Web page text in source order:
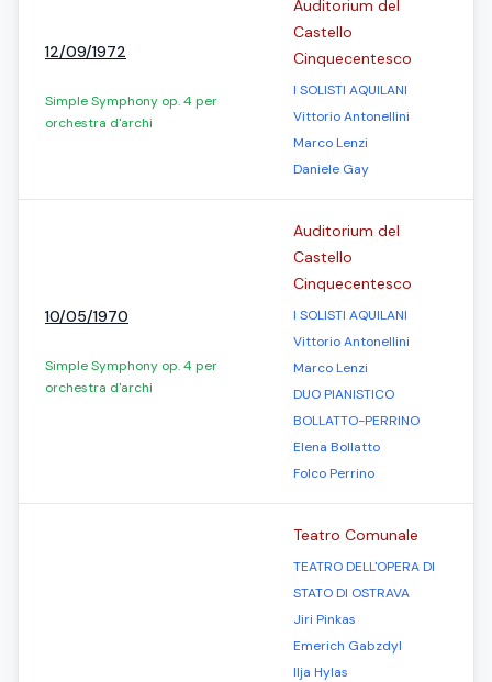
12/09/1972
Simple Symphony op. 4 per
orchestra d'archi
Auditorium del
Castello
Cinquecentesco
I SOLISTI AQUILANI
Vittorio Antonellini
Marco Lenzi
Daniele Gay
10/05/1970
Simple Symphony op. 4 per
orchestra d'archi
Auditorium del
Castello
Cinquecentesco
I SOLISTI AQUILANI
Vittorio Antonellini
Marco Lenzi
DUO PIANISTICO
BOLLATTO-PERRINO
Elena Bollatto
Folco Perrino
Teatro Comunale
TEATRO DELL'OPERA DI
STATO DI OSTRAVA
Jiri Pinkas
Emerich Gabzdyl
Ilja Hylas